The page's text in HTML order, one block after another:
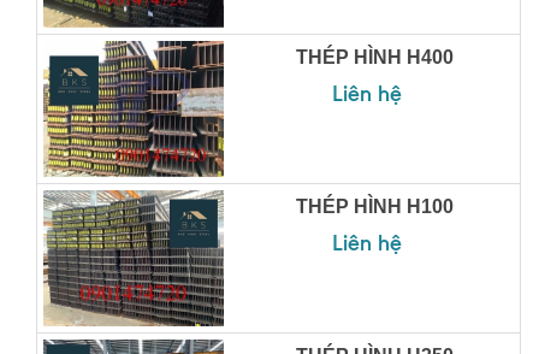
THÉP HÌNH H400
Liên hệ
THÉP HÌNH H100
Liên hệ